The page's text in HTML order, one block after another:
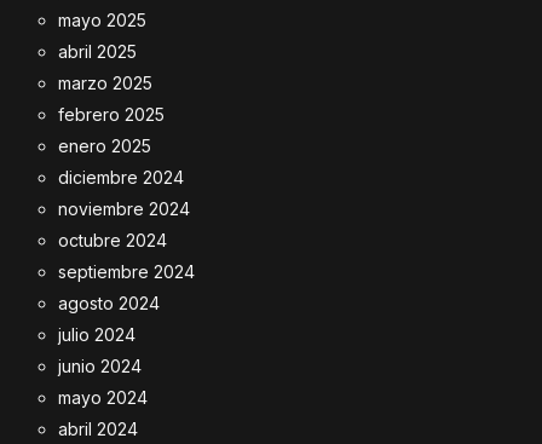
mayo 2025
abril 2025
marzo 2025
febrero 2025
enero 2025
diciembre 2024
noviembre 2024
octubre 2024
septiembre 2024
agosto 2024
julio 2024
junio 2024
mayo 2024
abril 2024